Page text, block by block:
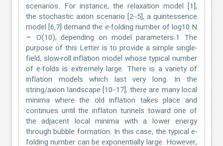
scenarios. For instance, the relaxation model [1],
the stochastic axion scenario [2–5], a quintessence
model [6,7] demand the e-folding number of log10 N
∼ O(10), depending on model parameters.1 The
purpose of this Letter is to provide a simple single-
field, slow-roll inflation model whose typical number
of e-folds is extremely large. There is a variety of
inflation models which last very long. In the
string/axion landscape [10–17], there are many local
minima where the old inflation takes place and
continues until the inflaton tunnels toward one of
the adjacent local minima with a lower energy
through bubble formation. In this case, the typical e-
folding number can be exponentially large. However,